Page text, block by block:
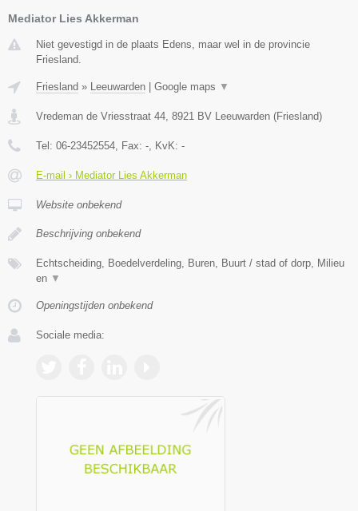
Mediator Lies Akkerman
Niet gevestigd in de plaats Edens, maar wel in de provincie
Friesland.
Friesland » Leeuwarden Google maps ▼
Vredeman de Vriesstraat 44 8921 BV Leeuwarden (Friesland)
Tel: 06-23452554 , Fax: - , KvK: -
E-mail › Mediator Lies Akkerman
Website onbekend
Beschrijving onbekend
Echtscheiding, Boedelverdeling, Buren, Buurt / stad of dorp, Milieu
en ▼
Openingstijden onbekend
Sociale media: